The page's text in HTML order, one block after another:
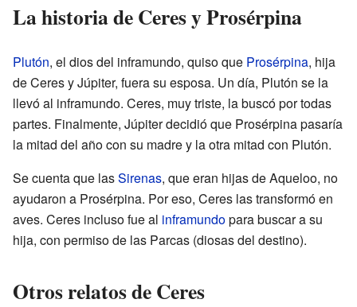
La historia de Ceres y Prosérpina
Plutón, el dios del inframundo, quiso que Prosérpina, hija
de Ceres y Júpiter, fuera su esposa. Un día, Plutón se la
llevó al inframundo. Ceres, muy triste, la buscó por todas
partes. Finalmente, Júpiter decidió que Prosérpina pasaría
la mitad del año con su madre y la otra mitad con Plutón.
Se cuenta que lasSirenas, que eran hijas de Aqueloo, no
ayudaron a Prosérpina. Por eso, Ceres las transformó en
aves. Ceres incluso fue al inframundopara buscar a su
hija, con permiso de las Parcas (diosas del destino).
Otros relatos de Ceres